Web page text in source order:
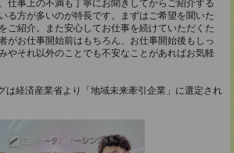
仕事上の不満も丁寧にお聞きしてからご紹介する
る方が多いのが特長です。まずはご希望を聞いた
ご紹介。また安心してお仕事を続けていただくた
がお仕事開始前はもちろん、お仕事開始後もしっ
やそれ以外のことでも不安なことがあればお気軽
は経済産業省より「地域未来牽引企業」に選定され